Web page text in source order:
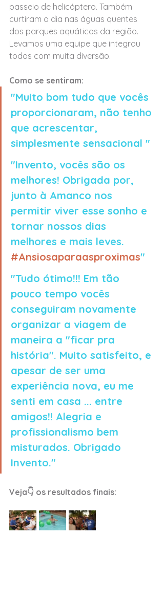
passeio de helicóptero. Também
curtiram o dia nas águas quentes
dos parques aquáticos da região.
Levamos uma equipe que integrou
todos com muita diversão.
Como se sentiram:
"Muito bom tudo que vocês
proporcionaram, não tenho
que acrescentar,
simplesmente sensacional "
"Invento, vocês são os
melhores! Obrigada por,
junto à Amanco nos
permitir viver esse sonho e
tornar nossos dias
melhores e mais leves.
#Ansiosaparaasproximas"
"Tudo ótimo!!! Em tão
pouco tempo vocês
conseguiram novamente
organizar a viagem de
maneira a "ficar pra
história". Muito satisfeito, e
apesar de ser uma
experiência nova, eu me
senti em casa ... entre
amigos!! Alegria e
profissionalismo bem
misturados. Obrigado
Invento."
Veja👇 os resultados finais: